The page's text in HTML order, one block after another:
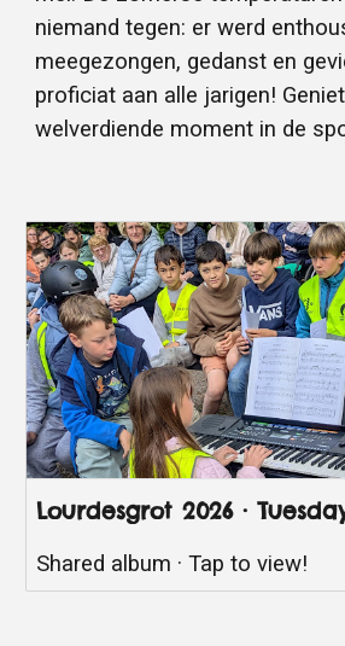
niemand tegen: er werd
meegezongen, gedanst en
proficiat aan alle jarigen!
welverdiende moment in de
Lourdesgrot 2026 ·
Shared album · Tap to view!